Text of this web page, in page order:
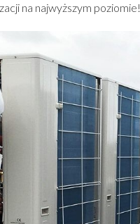
na najwyższym poziomie!